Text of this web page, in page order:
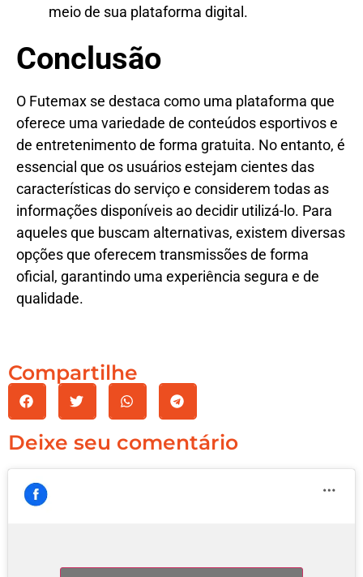
meio de sua plataforma digital.
Conclusão
O Futemax se destaca como uma plataforma que
oferece uma variedade de conteúdos esportivos e
de entretenimento de forma gratuita. No entanto, é
essencial que os usuários estejam cientes das
características do serviço e considerem todas as
informações disponíveis ao decidir utilizá-lo. Para
aqueles que buscam alternativas, existem diversas
opções que oferecem transmissões de forma
oficial, garantindo uma experiência segura e de
qualidade.
Compartilhe
Deixe seu comentário